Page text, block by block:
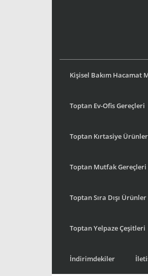
Kişisel Bakım Hacamat
Toptan Ev-Ofis Gereçleri
Toptan Kırtasiye
Toptan Mutfak Gereçleri
Toptan Sıra Dışı Ürünler
Toptan Yelpaze Çeşitleri
İndirimdekiler